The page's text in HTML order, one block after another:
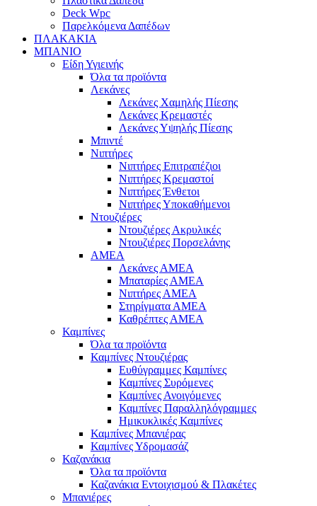
Deck Wpc
Παρελκόμενα Δαπέδων
ΠΛΑΚΑΚΙΑ
ΜΠΑΝΙΟ
Είδη Υγιεινής
Όλα τα προϊόντα
Λεκάνες
Λεκάνες Χαμηλής Πίεσης
Λεκάνες Κρεμαστές
Λεκάνες Υψηλής Πίεσης
Μπιντέ
Νιπτήρες
Νιπτήρες Επιτραπέζιοι
Νιπτήρες Κρεμαστοί
Νιπτήρες Ένθετοι
Νιπτήρες Υποκαθήμενοι
Ντουζιέρες
Ντουζιέρες Ακρυλικές
Ντουζιέρες Πορσελάνης
ΑΜΕΑ
Λεκάνες ΑΜΕΑ
Μπαταρίες ΑΜΕΑ
Νιπτήρες ΑΜΕΑ
Στηρίγματα ΑΜΕΑ
Καθρέπτες ΑΜΕΑ
Καμπίνες
Όλα τα προϊόντα
Καμπίνες Ντουζιέρας
Ευθύγραμμες Καμπίνες
Καμπίνες Συρόμενες
Καμπίνες Ανοιγόμενες
Καμπίνες Παραλληλόγραμμες
Ημικυκλικές Καμπίνες
Καμπίνες Μπανιέρας
Καμπίνες Υδρομασάζ
Καζανάκια
Όλα τα προϊόντα
Καζανάκια Εντοιχισμού & Πλακέτες
Μπανιέρες